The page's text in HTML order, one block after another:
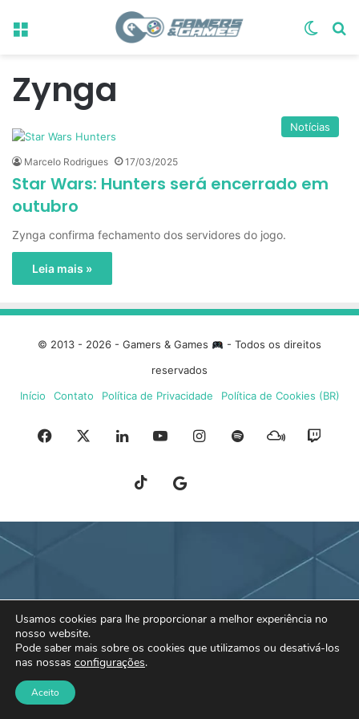
Menu
Zynga
Notícias
Marcelo Rodrigues 17/03/2025
Star Wars: Hunters será encerrado em
outubro
Zynga confirma fechamento dos servidores do jogo.
Leia mais »
© 2013 - 2026 - Gamers & Games
- Todos os direitos
reservados
Início
Contato Política de Privacidade Política de Cookies (BR)
Facebook LinkedinYouTubeInstagram
SpotifyMixcloud
TikTokGoogle
NewsSky
Usamos cookies para lhe proporcionar a melhor experiência no
nosso website.
Pode saber mais sobre os cookies que utilizamos ou desativá-los
nas nossas configurações.
Aceito